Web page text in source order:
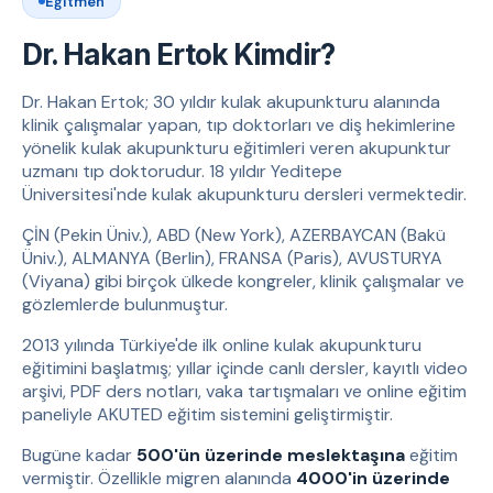
Dr. Hakan Ertok Kimdir?
Dr. Hakan Ertok; 30 yıldır kulak akupunkturu alanında
klinik çalışmalar yapan, tıp doktorları ve diş hekimlerine
yönelik kulak akupunkturu eğitimleri veren akupunktur
uzmanı tıp doktorudur. 18 yıldır Yeditepe
Üniversitesi'nde kulak akupunkturu dersleri vermektedir.
ÇİN (Pekin Üniv.), ABD (New York), AZERBAYCAN (Bakü
Üniv.), ALMANYA (Berlin), FRANSA (Paris), AVUSTURYA
(Viyana) gibi birçok ülkede kongreler, klinik çalışmalar ve
gözlemlerde bulunmuştur.
2013 yılında Türkiye'de ilk online kulak akupunkturu
eğitimini başlatmış; yıllar içinde canlı dersler, kayıtlı video
arşivi, PDF ders notları, vaka tartışmaları ve online eğitim
paneliyle AKUTED eğitim sistemini geliştirmiştir.
Bugüne kadar 500'ün üzerinde meslektaşınaeğitim
vermiştir. Özellikle migren alanında 4000'in üzerinde